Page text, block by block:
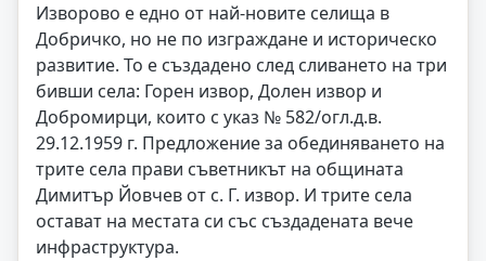
Изворово е едно от най-новите селища в
Добричко, но не по изграждане и историческо
развитие. То е създадено след сливането на три
бивши села: Горен извор, Долен извор и
Добромирци, които с указ № 582/огл.д.в.
29.12.1959 г. Предложение за обединяването на
трите села прави съветникът на общината
Димитър Йовчев от с. Г. извор. И трите села
остават на местата си със създадената вече
инфраструктура.